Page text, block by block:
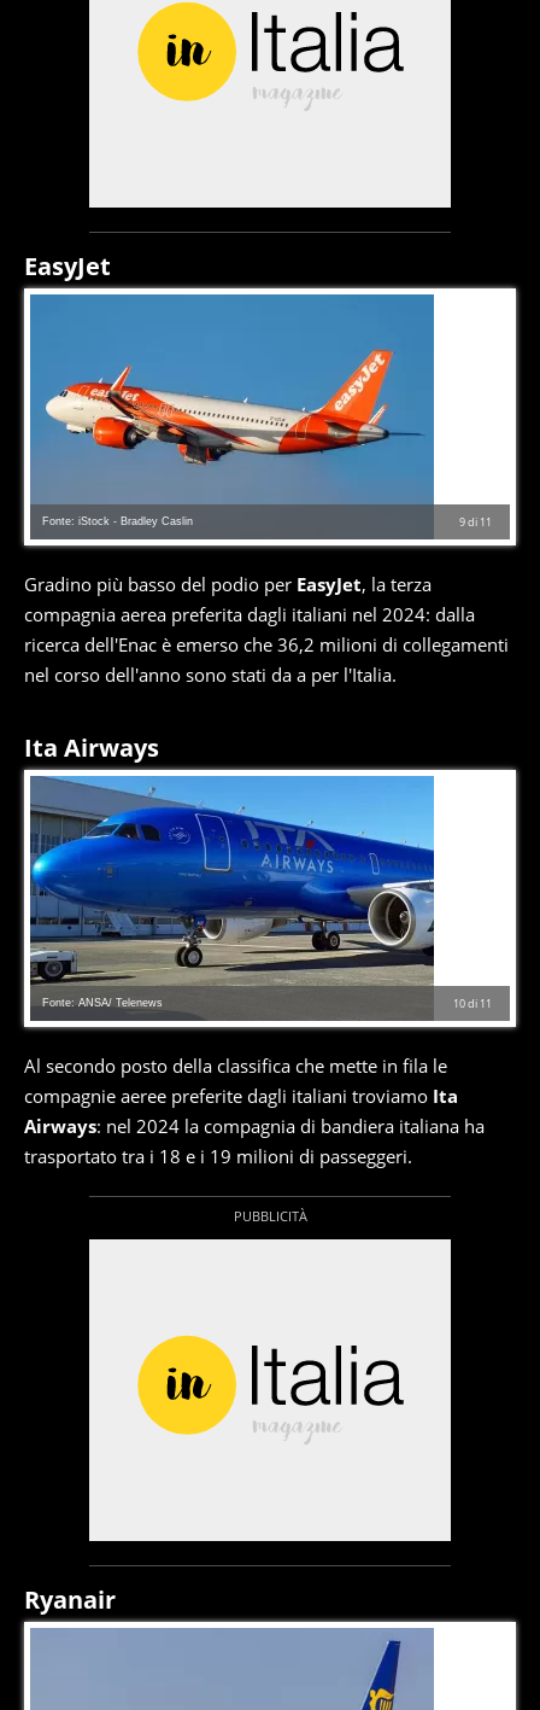
EasyJet
9di 11
Fonte: iStock - Bradley Caslin
Gradino più basso del podio per EasyJet, la terza
compagnia aerea preferita dagli italiani nel 2024: dalla
ricerca dell'Enac è emerso che 36,2 milioni di collegamenti
nel corso dell'anno sono stati da a per l'Italia.
Ita Airways
10di 11
Fonte: ANSA/ Telenews
Al secondo posto della classifica che mette in fila le
compagnie aeree preferite dagli italiani troviamo Ita
Airways: nel 2024 la compagnia di bandiera italiana ha
trasportato tra i 18 e i 19 milioni di passeggeri.
Ryanair